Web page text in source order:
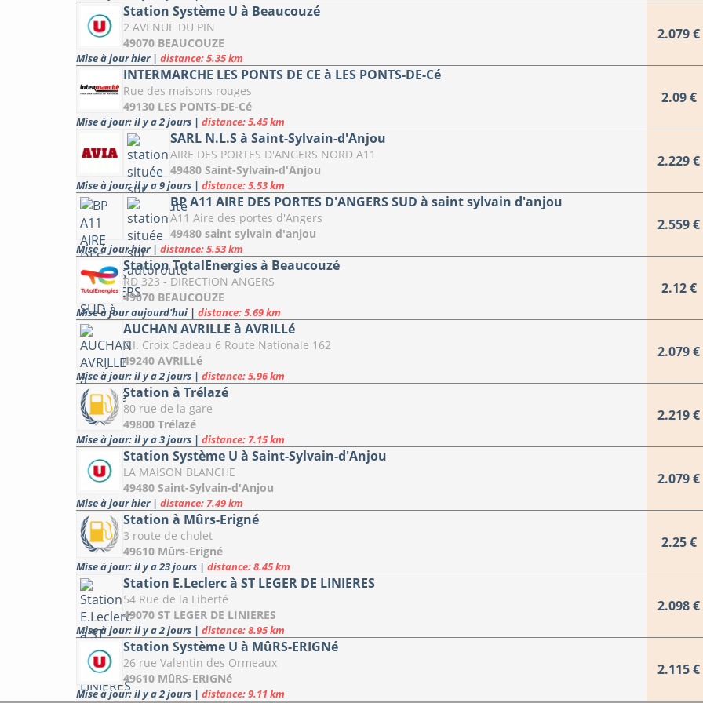
Station Système U à Beaucouzé
2 AVENUE DU PIN
49070 BEAUCOUZE
Mise à jour hier | distance: 5.35 km
2.079 €
INTERMARCHE LES PONTS DE CE à LES PONTS-DE-Cé
Rue des maisons rouges
49130 LES PONTS-DE-Cé
Mise à jour: il y a 2 jours | distance: 5.45 km
2.09 €
SARL N.L.S à Saint-Sylvain-d'Anjou
AIRE DES PORTES D'ANGERS NORD A11
49480 Saint-Sylvain-d'Anjou
Mise à jour: il y a 9 jours | distance: 5.53 km
2.229 €
BP A11 AIRE DES PORTES D'ANGERS SUD à saint sylvain d'anjou
A11 Aire des portes d'Angers
49480 saint sylvain d'anjou
Mise à jour hier | distance: 5.53 km
2.559 €
Station TotalEnergies à Beaucouzé
RD 323 - DIRECTION ANGERS
49070 BEAUCOUZE
Mise à jour aujourd'hui | distance: 5.69 km
2.12 €
AUCHAN AVRILLE à AVRILLé
Z.I. Croix Cadeau 6 Route Nationale 162
49240 AVRILLé
Mise à jour: il y a 2 jours | distance: 5.96 km
2.079 €
Station à Trélazé
80 rue de la gare
49800 Trélazé
Mise à jour: il y a 3 jours | distance: 7.15 km
2.219 €
Station Système U à Saint-Sylvain-d'Anjou
LA MAISON BLANCHE
49480 Saint-Sylvain-d'Anjou
Mise à jour hier | distance: 7.49 km
2.079 €
Station à Mûrs-Erigné
3 route de cholet
49610 Mûrs-Erigné
Mise à jour: il y a 23 jours | distance: 8.45 km
2.25 €
Station E.Leclerc à ST LEGER DE LINIERES
54 Rue de la Liberté
49070 ST LEGER DE LINIERES
Mise à jour: il y a 2 jours | distance: 8.95 km
2.098 €
Station Système U à MûRS-ERIGNé
26 rue Valentin des Ormeaux
49610 MûRS-ERIGNé
Mise à jour: il y a 2 jours | distance: 9.11 km
2.115 €